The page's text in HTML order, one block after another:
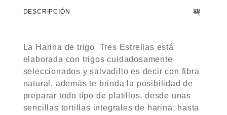
DESCRIPCIÓN
La Harina de trigo Tres Estrellas está
elaborada con trigos cuidadosamente
seleccionados y salvadillo es decir con fibra
natural, además te brinda la posibilidad de
preparar todo tipo de platillos, desde unas
sencillas tortillas integrales de harina, hasta